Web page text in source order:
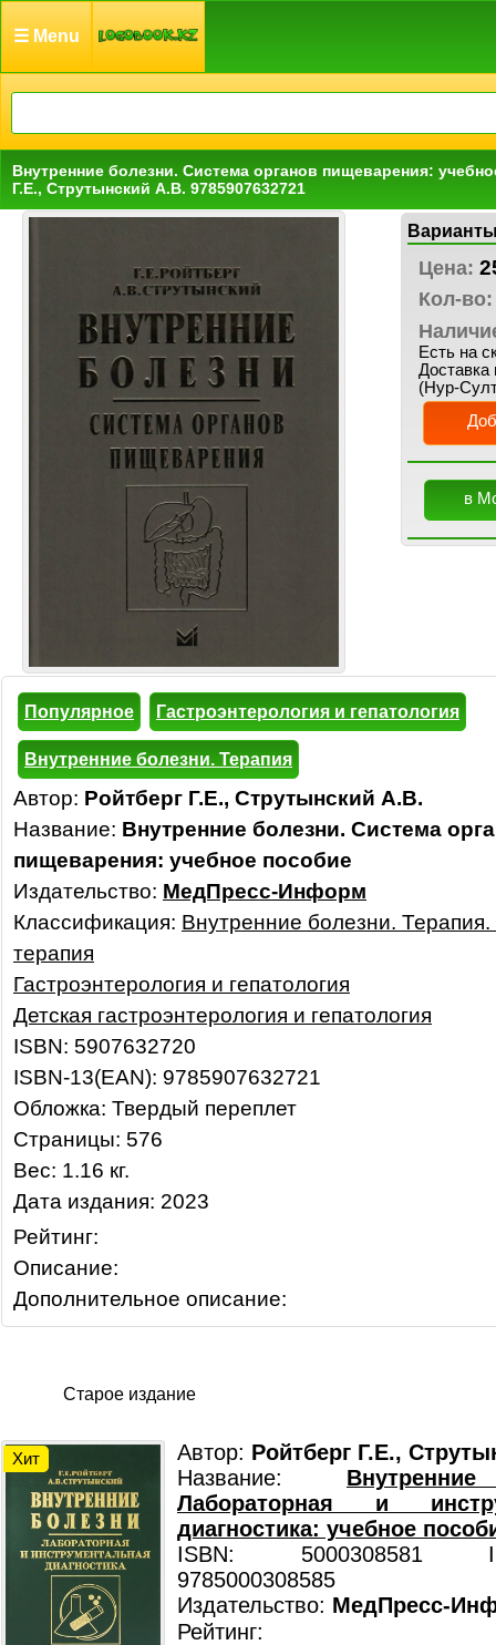
☰ Menu
Внутренние болезни. Система органов пищеварения:
Г.Е., Струтынский А.В. 9785907632721
Цена:
Кол-во:
Есть на
Доставка
(Нур-
в
Популярное Гастроэнтерология и гепатология
Внутренние болезни. Терапия
Автор: Ройтберг Г.Е., Струтынский А.В.
Название: Внутренние болезни. Система
пищеварения: учебное пособие
Издательство: МедПресс-Информ
Классификация: Внутренние болезни. Терапия.
терапия
Гастроэнтерология и гепатология
Детская гастроэнтерология и гепатология
ISBN: 5907632720
ISBN-13(EAN): 9785907632721
Обложка: Твердый переплет
Страницы: 576
Вес: 1.16 кг.
Дата издания: 2023
Рейтинг:
Описание:
Дополнительное описание:
Старое издание
Хит Автор: Ройтберг Г.Е.,
Название:
Лабораторная и
диагностика: учебное
ISBN: 5000308581
9785000308585
Издательство: МедПресс-
Рейтинг: